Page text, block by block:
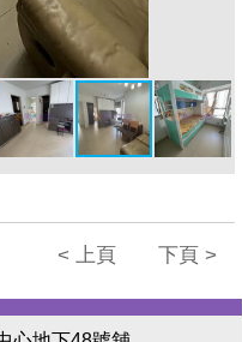
< 上頁 下頁 >